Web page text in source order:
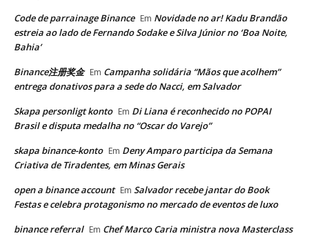
Code de parrainage Binance Em Novidade no ar! Kadu Brandão
estreia ao lado de Fernando Sodake e Silva Júnior no ‘Boa Noite,
Bahia’
Binance注册奖金 Em Campanha solidária “Mãos que acolhem”
entrega donativos para a sede do Nacci, em Salvador
Skapa personligt konto Em Di Liana é reconhecido no POPAI
Brasil e disputa medalha no “Oscar do Varejo”
skapa binance-konto Em Deny Amparo participa da Semana
Criativa de Tiradentes, em Minas Gerais
open a binance account Em Salvador recebe jantar do Book
Festas e celebra protagonismo no mercado de eventos de luxo
binance referral Em Chef Marco Caria ministra nova Masterclass